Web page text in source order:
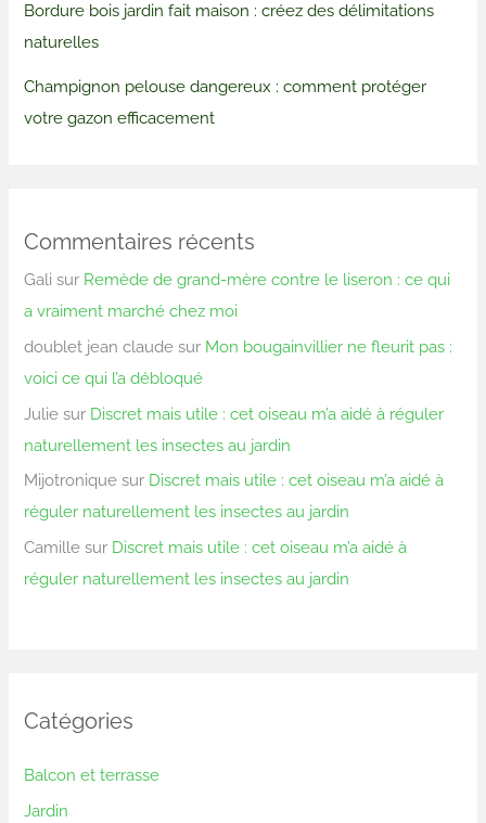
Bordure bois jardin fait maison : créez des délimitations
naturelles
Champignon pelouse dangereux : comment protéger
votre gazon efficacement
Commentaires récents
Gali sur Remède de grand-mère contre le liseron : ce qui
a vraiment marché chez moi
doublet jean claude sur Mon bougainvillier ne fleurit pas :
voici ce qui l’a débloqué
Julie sur Discret mais utile : cet oiseau m’a aidé à réguler
naturellement les insectes au jardin
Mijotronique sur Discret mais utile : cet oiseau m’a aidé à
réguler naturellement les insectes au jardin
Camille sur Discret mais utile : cet oiseau m’a aidé à
réguler naturellement les insectes au jardin
Catégories
Balcon et terrasse
Jardin